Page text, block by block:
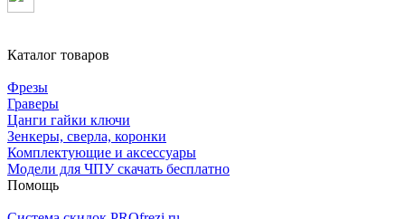
Каталог товаров
Фрезы
Граверы
Цанги гайки ключи
Зенкеры, сверла, коронки
Комплектующие и аксессуары
Модели для ЧПУ скачать бесплатно
Помощь